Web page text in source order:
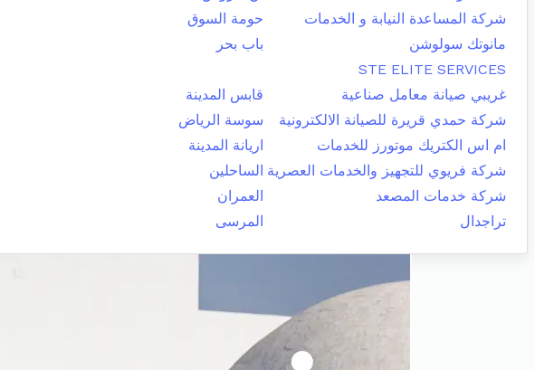
شركة المساعدة النيابة و الخدمات
حومة السوق
مانوتك سولوشن
باب بحر
STE ELITE SERVICES
غريبي صيانة معامل صناعية
قابس المدينة
شركة حمدي قريرة للصيانة الالكترونية
سوسة الرياض
ام اس الكتريك موتورز للخدمات
اريانة المدينة
شركة فريوي للتجهيز والخدمات العصرية الساحلين
شركة خدمات المصعد
العمران
تراجدال
المرسى